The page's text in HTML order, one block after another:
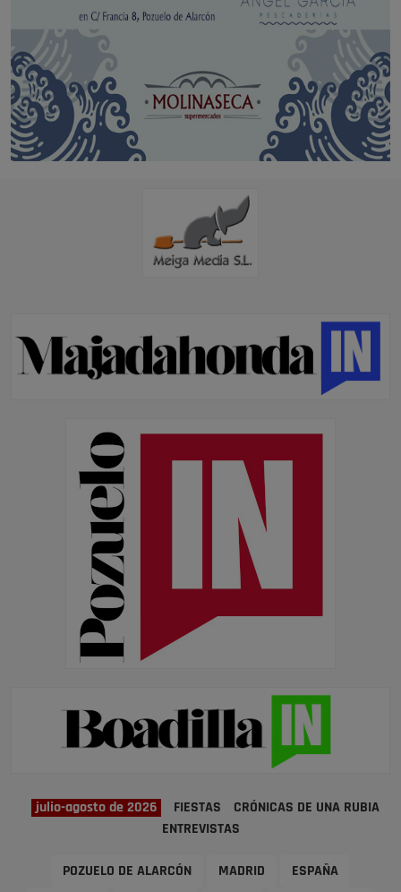
julio-agosto de 2026 FIESTAS
CRÓNICAS DE UNA RUBIA
ENTREVISTAS
POZUELO DE ALARCÓN MADRID ESPAÑA